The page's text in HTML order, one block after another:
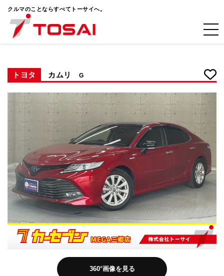
クルマのことならすべてトーサイへ。
トヨタ カムリ G
360°画像を見る